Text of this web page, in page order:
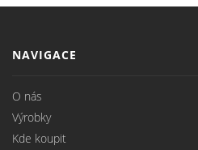
NAVIGACE
O nás
Výrobky
Kde koupit